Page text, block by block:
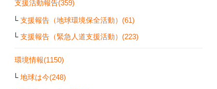
支援活動報告(359)
支援報告（地球環境保全活動）(61)
支援報告（緊急人道支援活動）(223)
環境情報(1150)
地球は今(248)